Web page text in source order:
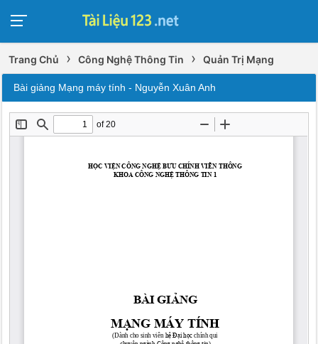
Trang Chủ › Công Nghệ Thông Tin › Quản Trị Mạng
Bài giảng Mạng máy tính - Nguyễn Xuân Anh